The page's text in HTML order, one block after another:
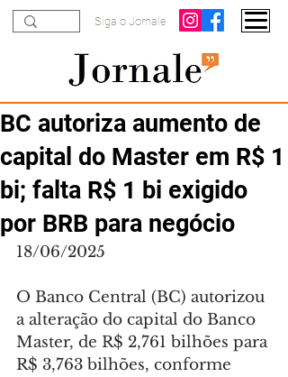
Siga o Jornale
BC autoriza aumento de
capital do Master em R$ 1
bi; falta R$ 1 bi exigido
por BRB para negócio
18/06/2025
O Banco Central (BC) autorizou
a alteração do capital do Banco
Master, de R$ 2,761 bilhões para
R$ 3,763 bilhões, conforme